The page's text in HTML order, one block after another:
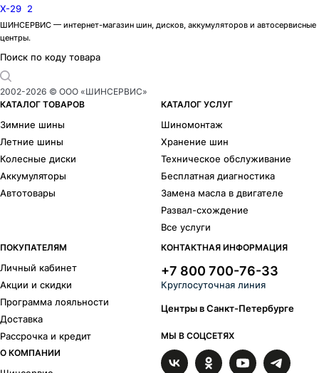
X-29 2
ШИНСЕРВИС — интернет-магазин шин, дисков, аккумуляторов и автосервисные
центры.
Поиск по коду товара
2002-2026 © ООО «ШИНСЕРВИС»
КАТАЛОГ ТОВАРОВ
Зимние шины
Летние шины
Колесные диски
Аккумуляторы
Автотовары
КАТАЛОГ УСЛУГ
Шиномонтаж
Хранение шин
Техническое обслуживание
Бесплатная диагностика
Замена масла в двигателе
Развал-схождение
Все услуги
ПОКУПАТЕЛЯМ
Личный кабинет
Акции и скидки
Программа лояльности
Доставка
Рассрочка и кредит
О КОМПАНИИ
КОНТАКТНАЯ ИНФОРМАЦИЯ
+7 800 700-76-33
Круглосуточная линия
Центры в Санкт-Петербурге
МЫ В СОЦСЕТЯХ